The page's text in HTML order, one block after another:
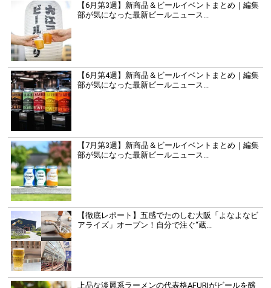
【6月第3週】新商品＆ビールイベントまとめ｜編集
部が気になった最新ビールニュース...
【6月第4週】新商品＆ビールイベントまとめ｜編集
部が気になった最新ビールニュース...
【7月第3週】新商品＆ビールイベントまとめ｜編集
部が気になった最新ビールニュース...
【徹底レポート】五感でたのしむ大阪「よなよなビ
アライズ」オープン！自分で注ぐ“蔵...
上品な淡麗系ラーメンの代表格AFURIがビールを醸